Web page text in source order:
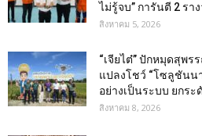
ไม่รู้จบ” การันตี 2 รา
สิงหาคม 5, 2026
“เจียไต๋” ปักหมุดสุพร
แปลงโชว์ “โซลูชันน
อย่างเป็นระบบ ยกระ
สิงหาคม 8, 2026